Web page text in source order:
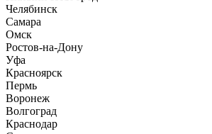
Челябинск
Самара
Омск
Ростов-на-Дону
Уфа
Красноярск
Пермь
Воронеж
Волгоград
Краснодар